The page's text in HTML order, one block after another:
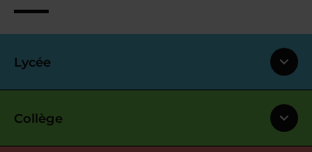
Lycée
Collège